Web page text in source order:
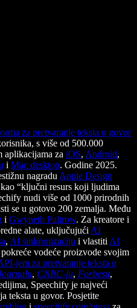
za pretvaranje teksta u govor
s više od 500.000
aplikacijama za iOS, Android,
i Mac desktop. Godine 2025.
nagradu Apple Design
“ključni resurs koji ljudima
nudi više od 1000 prirodnih
se u gotovo 200 zemalja. Među
i Gwyneth Paltrow. Za kreatore i
alate, uključujući AI
, AI sinkronizaciju i vlastiti AI
vodeće proizvode svojim
jem za pretvaranje teksta u
, CNBC-ju, Forbesu,
Speechify je najveći
teksta u govor. Posjetite